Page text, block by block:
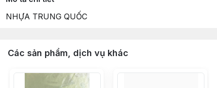
NHỰA TRUNG QUỐC
Các sản phẩm, dịch vụ khác